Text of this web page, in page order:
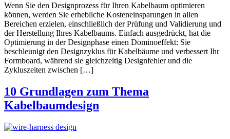
Wenn Sie den Designprozess für Ihren Kabelbaum optimieren
können, werden Sie erhebliche Kosteneinsparungen in allen
Bereichen erzielen, einschließlich der Prüfung und Validierung und
der Herstellung Ihres Kabelbaums. Einfach ausgedrückt, hat die
Optimierung in der Designphase einen Dominoeffekt: Sie
beschleunigt den Designzyklus für Kabelbäume und verbessert Ihr
Formboard, während sie gleichzeitig Designfehler und die
Zykluszeiten zwischen […]
10 Grundlagen zum Thema
Kabelbaumdesign